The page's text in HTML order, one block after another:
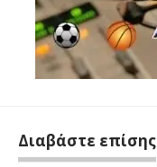
Διαβάστε επίσης